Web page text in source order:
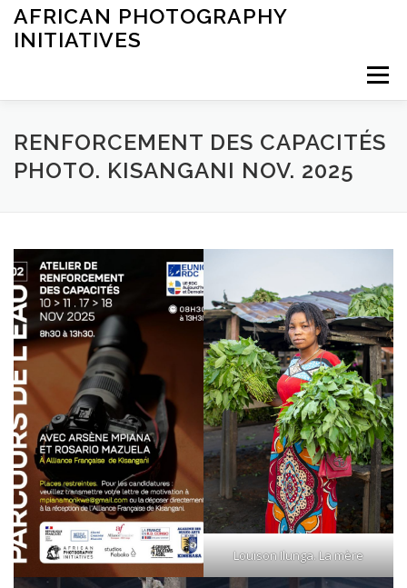
Saltar
contenido
AFRICAN PHOTOGRAPHY
INITIATIVES
Menú
OTHER ABOUT
RENFORCEMENT DES CAPACITÉS
PHOTO. KISANGANI NOV. 2025
Louison Ilunga. La mère